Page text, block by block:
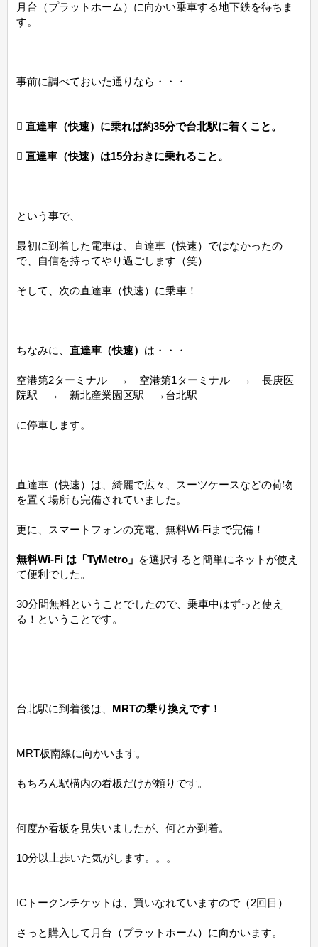
月台（プラットホーム）に向かい乗車する地下鉄を待ちま
す。
事前に調べておいた通りなら・・・
 直達車（快速）に乗れば約35分で台北駅に着くこと。
 直達車（快速）は15分おきに乗れること。
という事で、
最初に到着した電車は、直達車（快速）ではなかったの
で、自信を持ってやり過ごします（笑）
そして、次の直達車（快速）に乗車！
ちなみに、 直達車（快速） は・・・
空港第2ターミナル → 空港第1ターミナル → 長庚医
院駅 → 新北産業園区駅 →台北駅
に停車します。
直達車（快速）は、綺麗で広々、スーツケースなどの荷物
を置く場所も完備されていました。
更に、スマートフォンの充電、無料Wi-Fiまで完備！
無料Wi-Fi は「TyMetro」 を選択すると簡単にネットが使え
て便利でした。
30分間無料ということでしたので、乗車中はずっと使え
る！ということです。
台北駅に到着後は、 MRTの乗り換えです！
MRT板南線に向かいます。
もちろん駅構内の看板だけが頼りです。
何度か看板を見失いましたが、何とか到着。
10分以上歩いた気がします。。。
ICトークンチケットは、買いなれていますので（2回目）
さっと購入して月台（プラットホーム）に向かいます。